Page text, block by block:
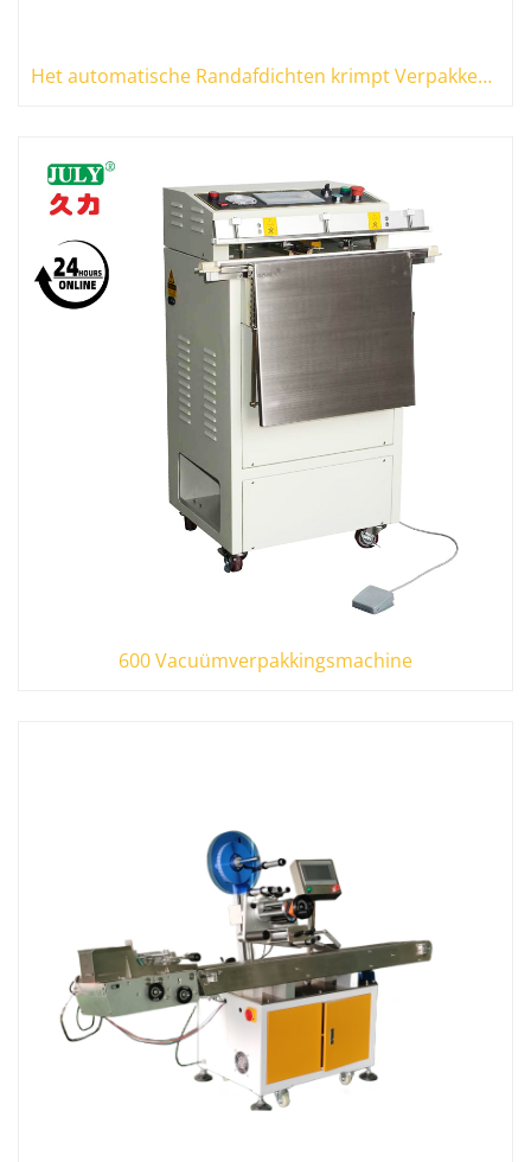
Het automatische Randafdichten krimpt Verpakkende Machine Hittekrimpende Tunnel Verzegelende Machine voor Kartondocument Vakje Voedsel
600 Vacuümverpakkingsmachine